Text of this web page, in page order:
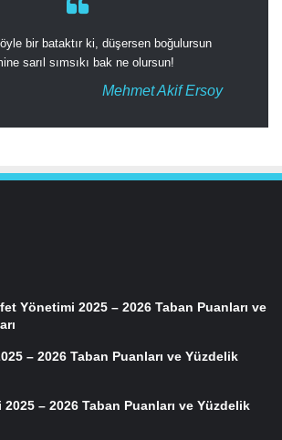
bir bataktır ki, düşersen boğulursun
sarıl sımsıkı bak ne olursun!
Mehmet Akif Ersoy
Yönetimi 2025 – 2026 Taban Puanları ve
– 2026 Taban Puanları ve Yüzdelik
– 2026 Taban Puanları ve Yüzdelik